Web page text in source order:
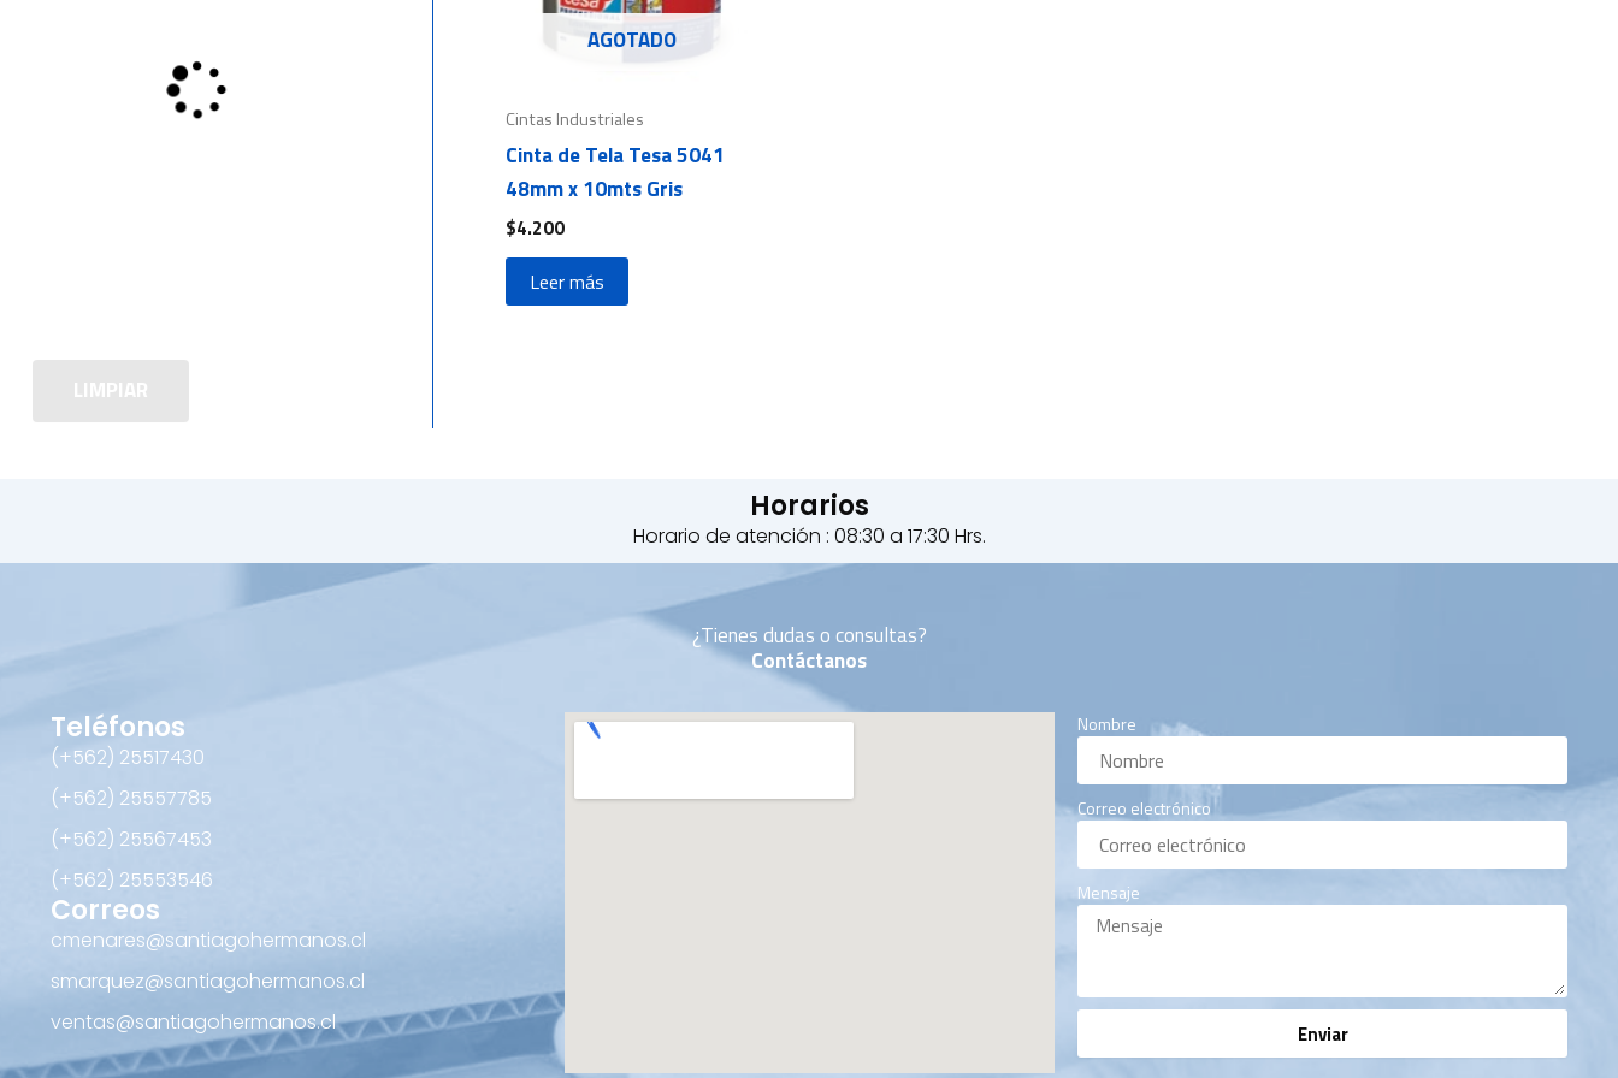
LIMPIAR
AGOTADO
Cintas Industriales
Cinta de Tela Tesa 5041
48mm x 10mts Gris
$4.200
Leer más
Horarios
Horario de atención : 08:30 a 17:30 Hrs.
¿Tienes dudas o consultas?
Contáctanos
Teléfonos
(+562) 25517430‬
(+562) 25557785
(+562) 25567453‬
(+562) ‪25553546
Correos
cmenares@santiagohermanos.cl
smarquez@santiagohermanos.cl
ventas@santiagohermanos.cl
Nombre
Correo electrónico
Mensaje
Enviar